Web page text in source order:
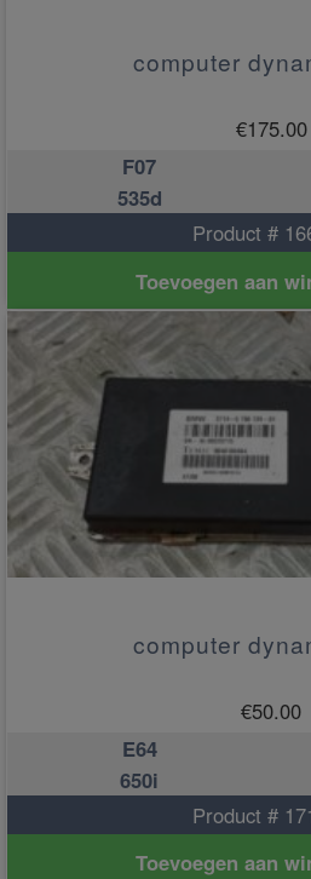
computer
€175.00
F07
535d
Product #
Toevoegen aan
computer
€50.00
E64
650i
Product #
Toevoegen aan